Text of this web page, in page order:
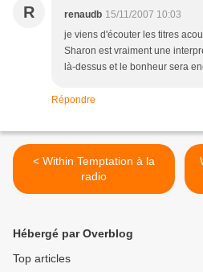
R renaudb 15/11/2007 10:03
je viens d'écouter les titres
Sharon est vraiment une
là-dessus et le bonheur sera
Répondre
< Within Temptation à la
radio
Hébergé par Overblog
Top articles